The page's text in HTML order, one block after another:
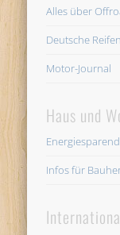
Alles über
Deutsche
Motor-Journal
Haus und
Infos für